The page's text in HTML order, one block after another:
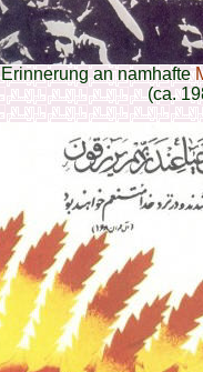
Erinnerung an namhafte
(ca.